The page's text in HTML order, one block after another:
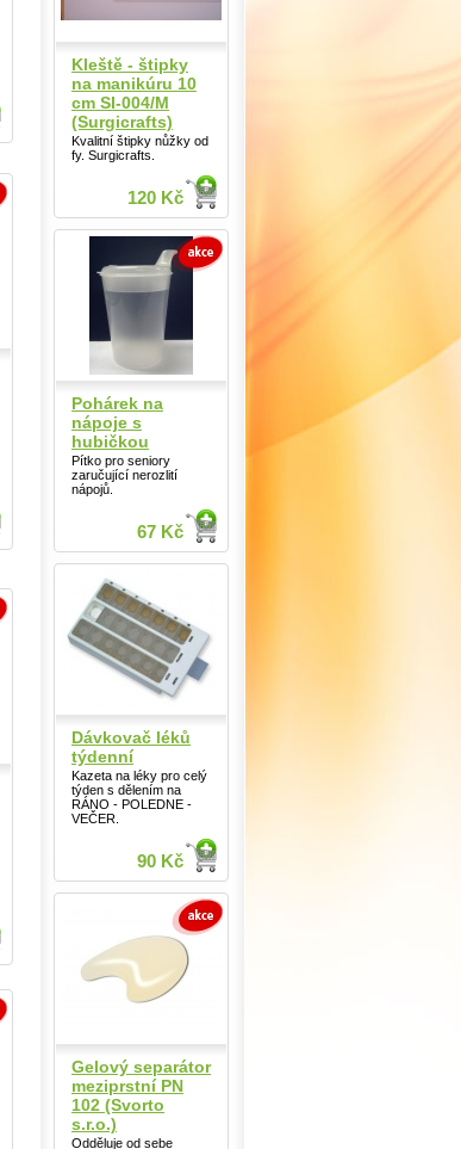
Kleště - štipky
na manikúru 10
cm SI-004/M
(Surgicrafts)
Kvalitní štipky nůžky od
fy. Surgicrafts.
120 Kč
Pohárek na
nápoje s
hubičkou
Pítko pro seniory
zaručující nerozlití
nápojů.
67 Kč
Dávkovač léků
týdenní
Kazeta na léky pro celý
týden s dělením na
RÁNO - POLEDNE -
VEČER.
90 Kč
Gelový separátor
meziprstní PN
102 (Svorto
s.r.o.)
Odděluje od sebe